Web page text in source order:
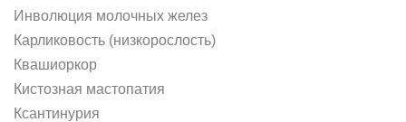
Инволюция молочных желез
Карликовость (низкорослость)
Квашиоркор
Кистозная мастопатия
Ксантинурия